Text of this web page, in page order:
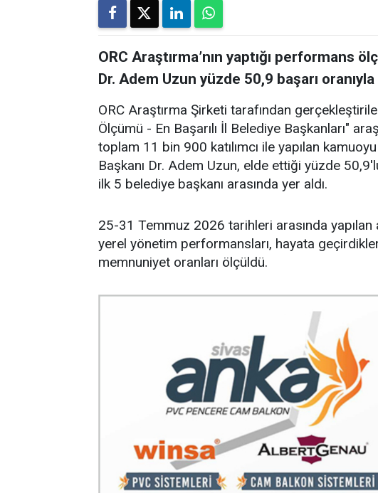
ORC Araştırma’nın yaptığı performans
Dr. Adem Uzun yüzde 50,9 başarı
ORC Araştırma Şirketi tarafından
Ölçümü - En Başarılı İl Belediye Başkanları"
toplam 11 bin 900 katılımcı ile yapılan
Başkanı Dr. Adem Uzun, elde ettiği yüzde
ilk 5 belediye başkanı arasında yer aldı.
25-31 Temmuz 2026 tarihleri arasında yapılan
yerel yönetim performansları, hayata
memnuniyet oranları ölçüldü.